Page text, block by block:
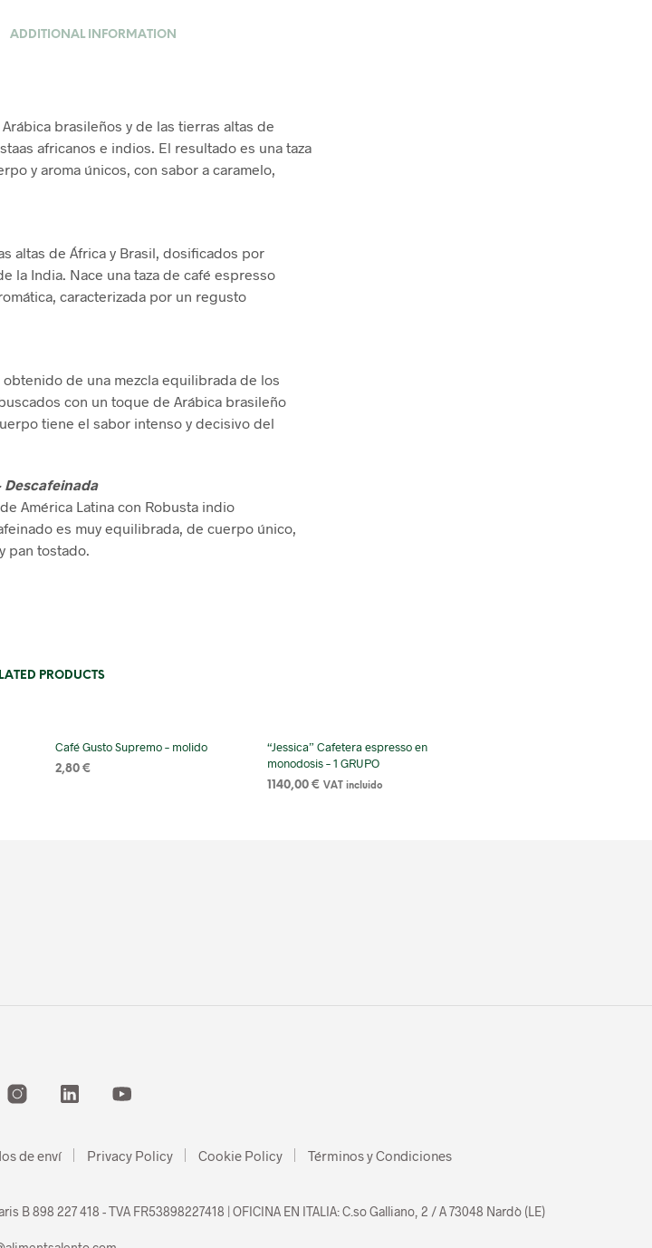
ADDITIONAL INFORMATION
brasileños y de las tierras altas de
africanos e indios. El resultado es una taza
y aroma únicos, con sabor a caramelo,
altas de África y Brasil, dosificados por
la India. Nace una taza de café espresso
caracterizada por un regusto
de una mezcla equilibrada de los
con un toque de Arábica brasileño
tiene el sabor intenso y decisivo del
Descafeinada
América Latina con Robusta indio
es muy equilibrada, de cuerpo único,
pan tostado.
PRODUCTS
Café Gusto Supremo – molido
2,80 €
“Jessica” Cafetera espresso en
monodosis – 1 GRUPO
1140,00 € VAT incluido
de enví Privacy Policy Cookie Policy Términos y Condiciones
B 898 227 418 - TVA FR53898227418 | OFICINA EN ITALIA: C.so Galliano, 2 / A 73048 Nardò (LE)